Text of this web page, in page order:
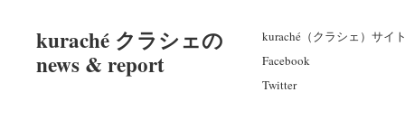
kuraché クラシェの
news & report
kuraché（クラシェ）サイ
Facebook
Twitter